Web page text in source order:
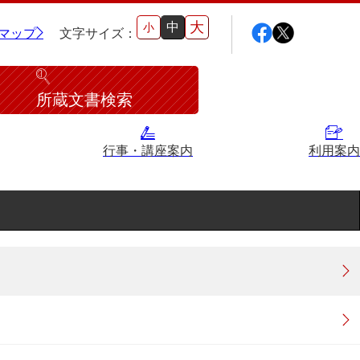
ップ 文字サイズ： 小 中 大
所蔵文書検索
行事・講座案内 利用案内